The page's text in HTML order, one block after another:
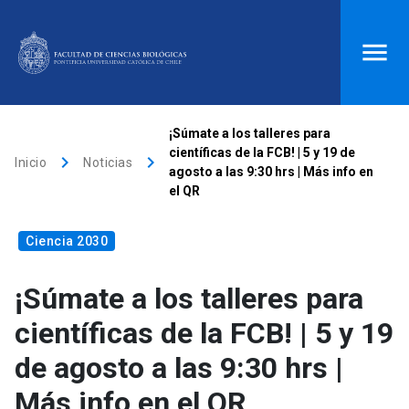
Biblioteca launch Donaciones launch
Inicio
Quiénes somos
Inicio keyboard_arrow_right Noticias keyboard_arrow_right
¡Súmate a los talleres para
científicas de la FCB! | 5 y 19 de
agosto a las 9:30 hrs | Más info en
el QR
Ciencia 2030
¡Súmate a los talleres para
científicas de la FCB! | 5 y 19
de agosto a las 9:30 hrs |